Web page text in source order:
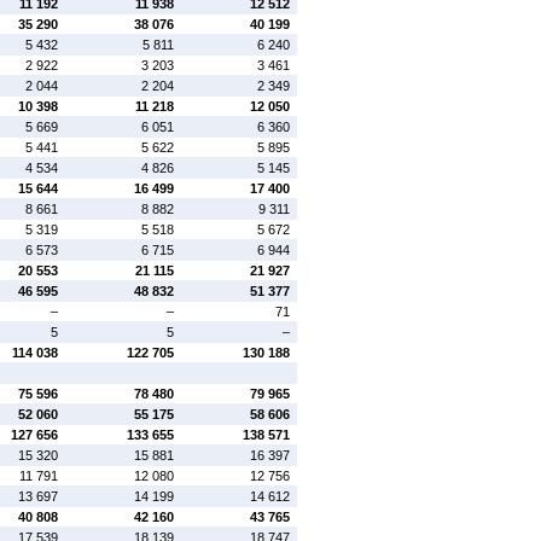
11 192 11 938
12 512
35 290 38 076
40 199
5 432 5 811
6 240
2 922 3 203
3 461
2 044 2 204
2 349
10 398 11 218
12 050
5 669 6 051
6 360
5 441 5 622
5 895
4 534 4 826
5 145
15 644 16 499
17 400
8 661 8 882
9 311
5 319 5 518
5 672
6 573 6 715
6 944
20 553 21 115
21 927
46 595 48 832
51 377
– –
71
5 5
–
114 038 122 705
130 188
75 596 78 480
79 965
52 060 55 175
58 606
127 656 133 655
138 571
15 320 15 881
16 397
11 791 12 080
12 756
13 697 14 199
14 612
40 808 42 160
43 765
17 539 18 139 18 747